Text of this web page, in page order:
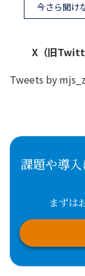
今さら聞け
X（旧
Tweets by
課題や導
まずは